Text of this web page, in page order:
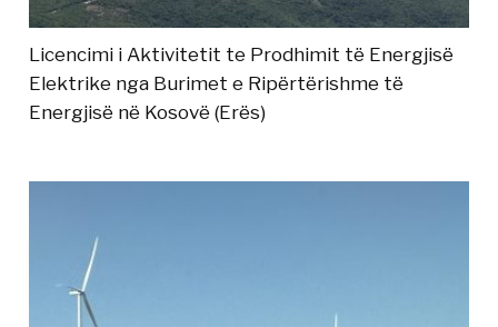
Licencimi i Aktivitetit te Prodhimit të Energjisë
Elektrike nga Burimet e Ripërtërishme të
Energjisë në Kosovë (Erës)